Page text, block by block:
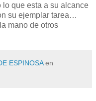
lo que esta a su alcance
su ejemplar tarea…
mano de otros
ESPINOSA en